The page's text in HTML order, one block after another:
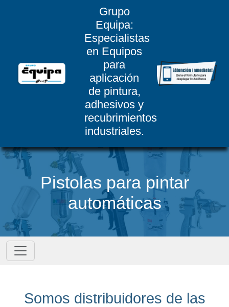
Grupo
Equipa:
Especialistas
en Equipos
para
aplicación
de pintura,
adhesivos y
recubrimientos
industriales.
Pistolas para pintar
automáticas
Somos distribuidores de las